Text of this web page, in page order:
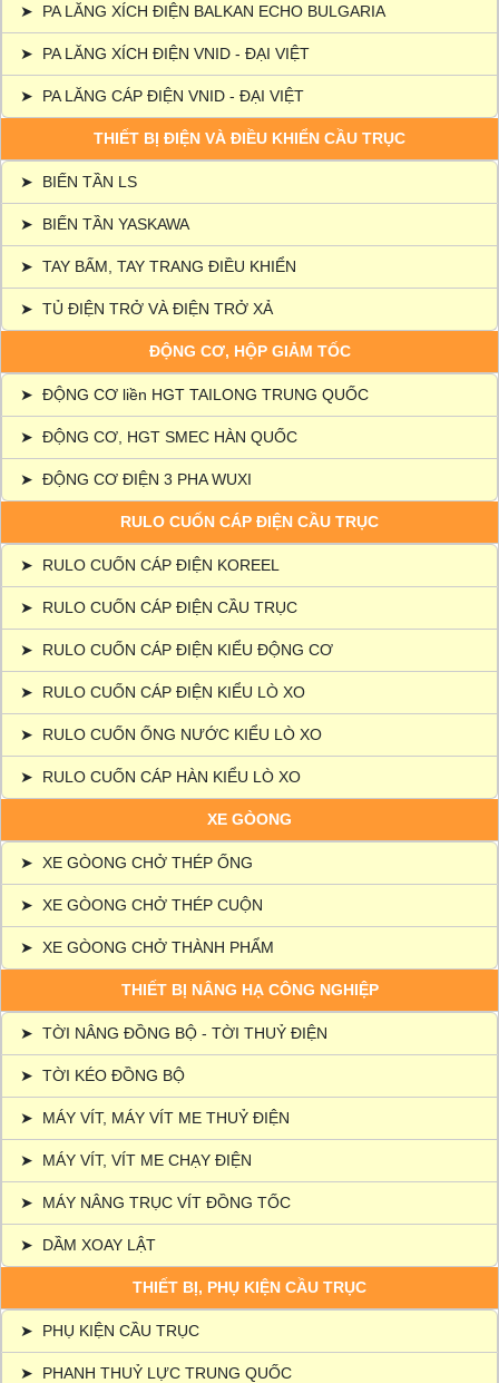
➤ PA LĂNG XÍCH ĐIỆN BALKAN ECHO BULGARIA
➤ PA LĂNG XÍCH ĐIỆN VNID - ĐẠI VIỆT
➤ PA LĂNG CÁP ĐIỆN VNID - ĐẠI VIỆT
THIẾT BỊ ĐIỆN VÀ ĐIỀU KHIỂN CẦU TRỤC
➤ BIẾN TẦN LS
➤ BIẾN TẦN YASKAWA
➤ TAY BẤM, TAY TRANG ĐIỀU KHIỂN
➤ TỦ ĐIỆN TRỞ VÀ ĐIỆN TRỞ XẢ
ĐỘNG CƠ, HỘP GIẢM TỐC
➤ ĐỘNG CƠ liền HGT TAILONG TRUNG QUỐC
➤ ĐỘNG CƠ, HGT SMEC HÀN QUỐC
➤ ĐỘNG CƠ ĐIỆN 3 PHA WUXI
RULO CUỐN CÁP ĐIỆN CẦU TRỤC
➤ RULO CUỐN CÁP ĐIỆN KOREEL
➤ RULO CUỐN CÁP ĐIỆN CẦU TRỤC
➤ RULO CUỐN CÁP ĐIỆN KIỂU ĐỘNG CƠ
➤ RULO CUỐN CÁP ĐIỆN KIỂU LÒ XO
➤ RULO CUỐN ỐNG NƯỚC KIỂU LÒ XO
➤ RULO CUỐN CÁP HÀN KIỂU LÒ XO
XE GÒONG
➤ XE GÒONG CHỞ THÉP ỐNG
➤ XE GÒONG CHỞ THÉP CUỘN
➤ XE GÒONG CHỞ THÀNH PHẨM
THIẾT BỊ NÂNG HẠ CÔNG NGHIỆP
➤ TỜI NÂNG ĐỒNG BỘ - TỜI THUỶ ĐIỆN
➤ TỜI KÉO ĐỒNG BỘ
➤ MÁY VÍT, MÁY VÍT ME THUỶ ĐIỆN
➤ MÁY VÍT, VÍT ME CHẠY ĐIỆN
➤ MÁY NÂNG TRỤC VÍT ĐỒNG TỐC
➤ DẦM XOAY LẬT
THIẾT BỊ, PHỤ KIỆN CẦU TRỤC
➤ PHỤ KIỆN CẦU TRỤC
➤ PHANH THUỶ LỰC TRUNG QUỐC